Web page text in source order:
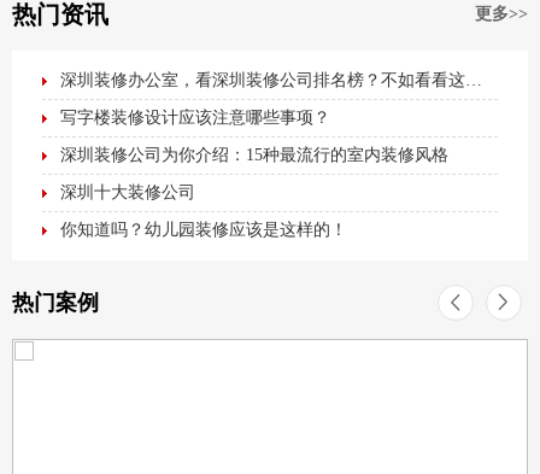
热门资讯 更多>>
深圳装修办公室，看深圳装修公司排名榜？不如看看这篇最全办公室装修攻略！
写字楼装修设计应该注意哪些事项？
深圳装修公司为你介绍：15种最流行的室内装修风格
深圳十大装修公司
你知道吗？幼儿园装修应该是这样的！
热门案例